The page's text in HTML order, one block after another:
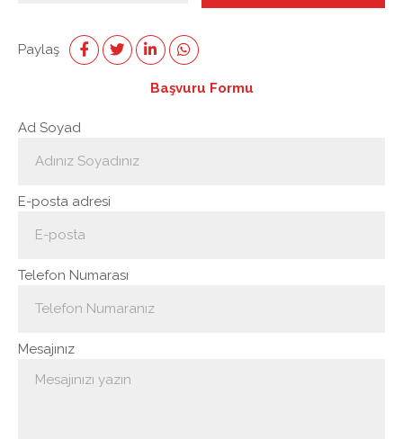
Seyri
Paylaş
Başvuru Formu
Ad Soyad
E-posta adresi
Telefon Numarası
Mesajınız